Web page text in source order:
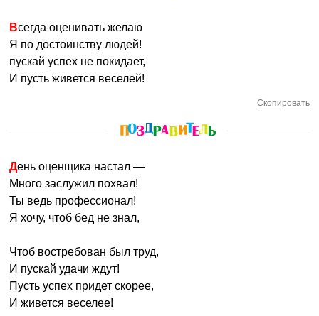
Всегда оценивать желаю
Я по достоинству людей!
пускай успех не покидает,
И пусть живется веселей!
Скопировать
День оценщика настал —
Много заслужил похвал!
Ты ведь профессионал!
Я хочу, чтоб бед не знал,
Чтоб востребован был труд,
И пускай удачи ждут!
Пусть успех придет скорее,
И живется веселее!